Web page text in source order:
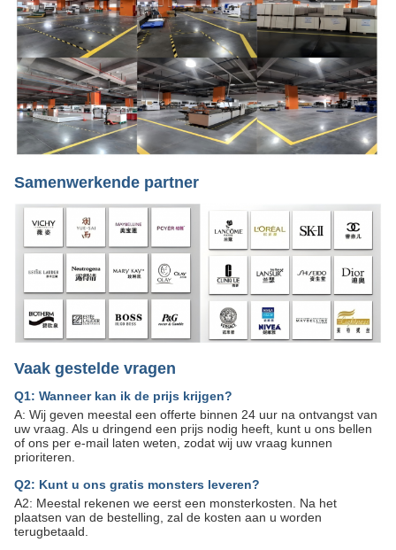
Samenwerkende partner
Vaak gestelde vragen
Q1: Wanneer kan ik de prijs krijgen?
A: Wij geven meestal een offerte binnen 24 uur na ontvangst van
uw vraag. Als u dringend een prijs nodig heeft, kunt u ons bellen
of ons per e-mail laten weten, zodat wij uw vraag kunnen
prioriteren.
Q2: Kunt u ons gratis monsters leveren?
A2: Meestal rekenen we eerst een monsterkosten. Na het
plaatsen van de bestelling, zal de kosten aan u worden
terugbetaald.